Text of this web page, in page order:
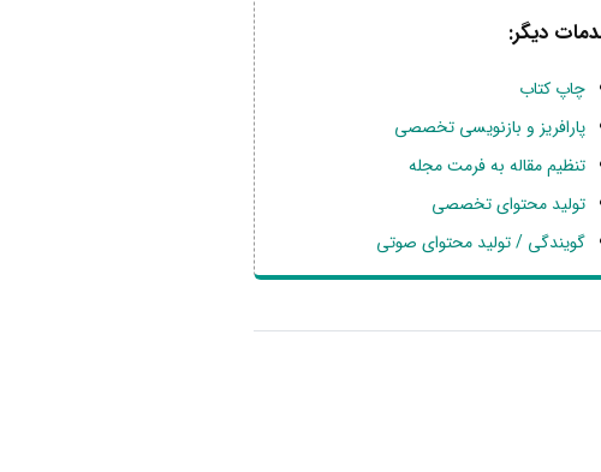
دیگر:
چاپ کتاب
پارافریز و بازنویسی تخصصی
تنظیم مقاله به فرمت مجله
تولید محتوای تخصصی
گویندگی / تولید محتوای صوتی
فریلنسری